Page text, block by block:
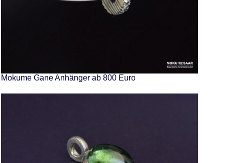
Mokume Gane Anhänger ab 800 Euro